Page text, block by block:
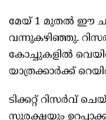
മേയ് 1 മുതല്‍ ഈ
വന്നുകഴിഞ്ഞു.
കോച്ചുകളില്‍
യാത്രക്കാർക്ക്
ടിക്കറ്റ് റിസർവ്
സുരക്ഷയും